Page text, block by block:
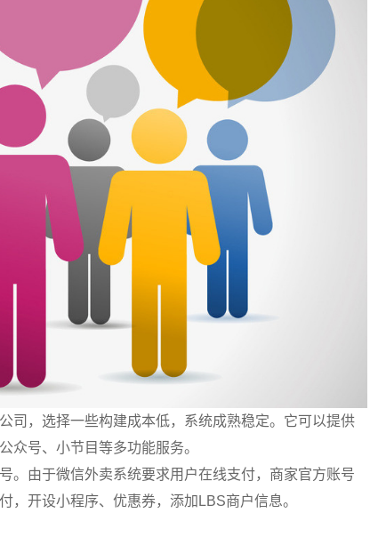
司，选择一些构建成本低，系统成熟稳定。它可以提供
众号、小节目等多功能服务。
。由于微信外卖系统要求用户在线支付，商家官方账号
，开设小程序、优惠券，添加LBS商户信息。